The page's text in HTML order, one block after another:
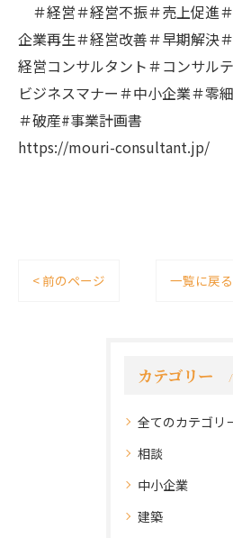
＃経営＃経営不振＃売上促進
企業再生＃経営改善＃早期解決
経営コンサルタント＃コンサル
ビジネスマナー＃中小企業＃零
＃破産#事業計画書
https://mouri-consultant.jp/
< 前のページ 一覧に戻る
カテゴリー
全てのカテゴリ
相談
中小企業
建築